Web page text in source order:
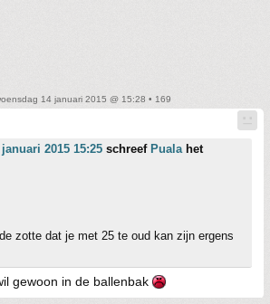
14 januari 2015 @ 15:28 • 169
2015 15:25 schreef Pualahet
zotte dat je met 25 te oud kan zijn ergens
gewoon in de ballenbak